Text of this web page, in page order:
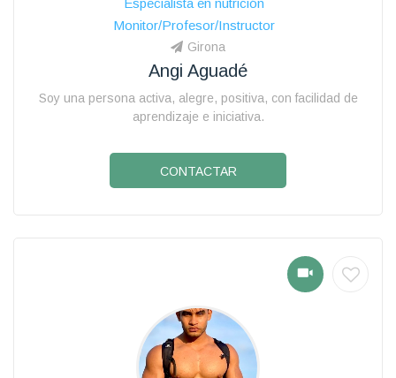
Monitor/Profesor/Instructor
Girona
Angi Aguadé
Soy una persona activa, alegre, positiva, con facilidad de
aprendizaje e iniciativa.
CONTACTAR